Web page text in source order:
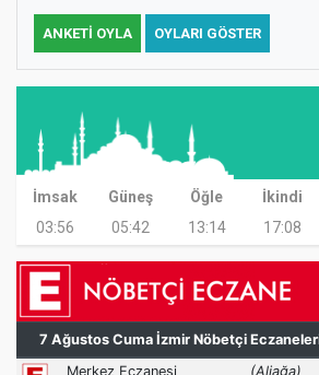
ANKETI OYLA OYLARI GÖSTER
İmsak Güneş Öğle İkindi
03:56
05:42 13:14 17:08